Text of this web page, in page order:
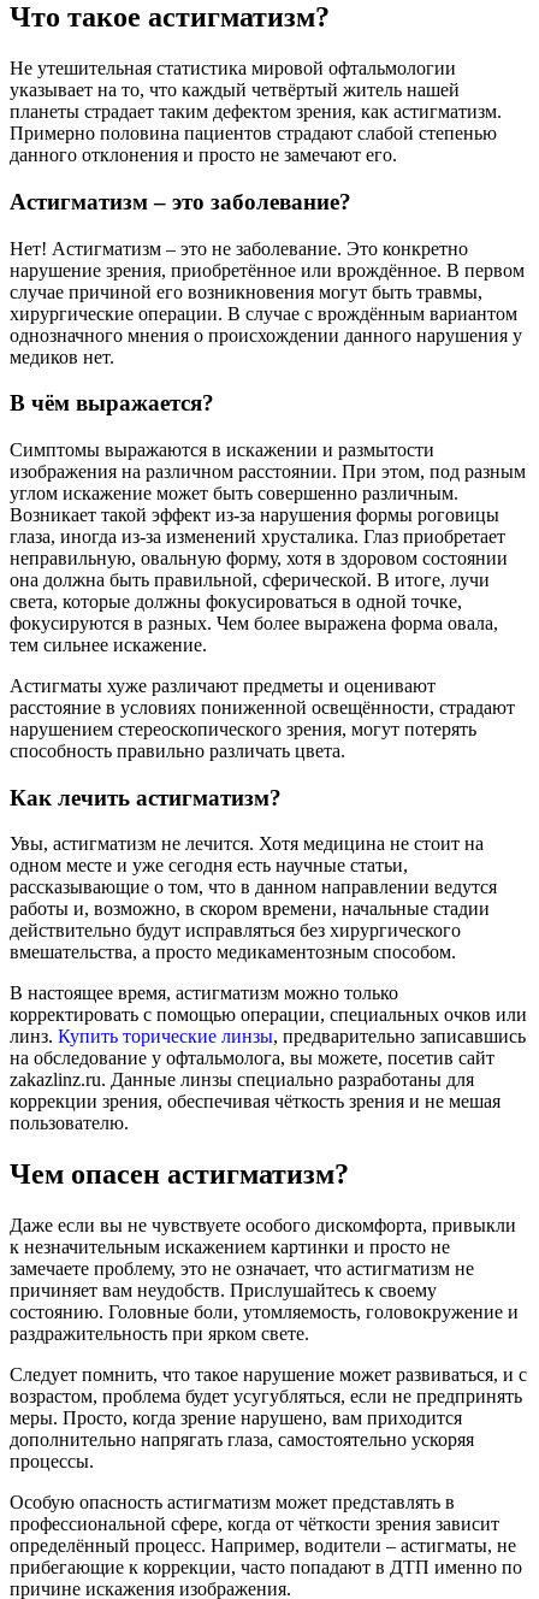
Что такое астигматизм?
Не утешительная статистика мировой офтальмологии
указывает на то, что каждый четвёртый житель нашей
планеты страдает таким дефектом зрения, как астигматизм.
Примерно половина пациентов страдают слабой степенью
данного отклонения и просто не замечают его.
Астигматизм – это заболевание?
Нет! Астигматизм – это не заболевание. Это конкретно
нарушение зрения, приобретённое или врождённое. В первом
случае причиной его возникновения могут быть травмы,
хирургические операции. В случае с врождённым вариантом
однозначного мнения о происхождении данного нарушения у
медиков нет.
В чём выражается?
Симптомы выражаются в искажении и размытости
изображения на различном расстоянии. При этом, под разным
углом искажение может быть совершенно различным.
Возникает такой эффект из-за нарушения формы роговицы
глаза, иногда из-за изменений хрусталика. Глаз приобретает
неправильную, овальную форму, хотя в здоровом состоянии
она должна быть правильной, сферической. В итоге, лучи
света, которые должны фокусироваться в одной точке,
фокусируются в разных. Чем более выражена форма овала,
тем сильнее искажение.
Астигматы хуже различают предметы и оценивают
расстояние в условиях пониженной освещённости, страдают
нарушением стереоскопического зрения, могут потерять
способность правильно различать цвета.
Как лечить астигматизм?
Увы, астигматизм не лечится. Хотя медицина не стоит на
одном месте и уже сегодня есть научные статьи,
рассказывающие о том, что в данном направлении ведутся
работы и, возможно, в скором времени, начальные стадии
действительно будут исправляться без хирургического
вмешательства, а просто медикаментозным способом.
В настоящее время, астигматизм можно только
корректировать с помощью операции, специальных очков или
линз. Купить торические линзы, предварительно записавшись
на обследование у офтальмолога, вы можете, посетив сайт
zakazlinz.ru. Данные линзы специально разработаны для
коррекции зрения, обеспечивая чёткость зрения и не мешая
пользователю.
Чем опасен астигматизм?
Даже если вы не чувствуете особого дискомфорта, привыкли
к незначительным искажением картинки и просто не
замечаете проблему, это не означает, что астигматизм не
причиняет вам неудобств. Прислушайтесь к своему
состоянию. Головные боли, утомляемость, головокружение и
раздражительность при ярком свете.
Следует помнить, что такое нарушение может развиваться, и с
возрастом, проблема будет усугубляться, если не предпринять
меры. Просто, когда зрение нарушено, вам приходится
дополнительно напрягать глаза, самостоятельно ускоряя
процессы.
Особую опасность астигматизм может представлять в
профессиональной сфере, когда от чёткости зрения зависит
определённый процесс. Например, водители – астигматы, не
прибегающие к коррекции, часто попадают в ДТП именно по
причине искажения изображения.